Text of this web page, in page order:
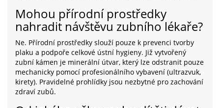
Mohou přírodní prostředky
nahradit návštěvu zubního lékaře?
Ne. Přírodní prostředky slouží pouze k prevenci tvorby
plaku a podpoře celkové ústní hygieny. Již vytvořený
zubní kámen je minerální útvar, který lze odstranit pouze
mechanicky pomocí profesionálního vybavení (ultrazvuk,
kirety). Pravidelné prohlídky jsou nezbytné pro zachování
zdraví zubů.